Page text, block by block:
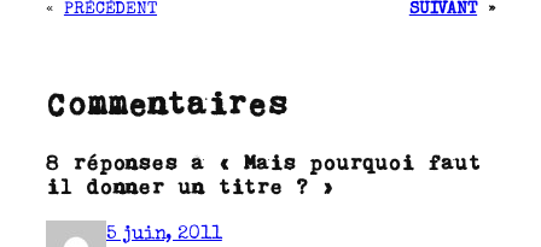
« PRÉCÉDENT SUIVANT »
Commentaires
8 réponses à « Mais pourquoi faut
il donner un titre ? »
5 juin, 2011